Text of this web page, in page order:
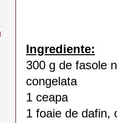
Ingrediente:
300 g de fasole
congelata
1 ceapa
1 foaie de dafin,